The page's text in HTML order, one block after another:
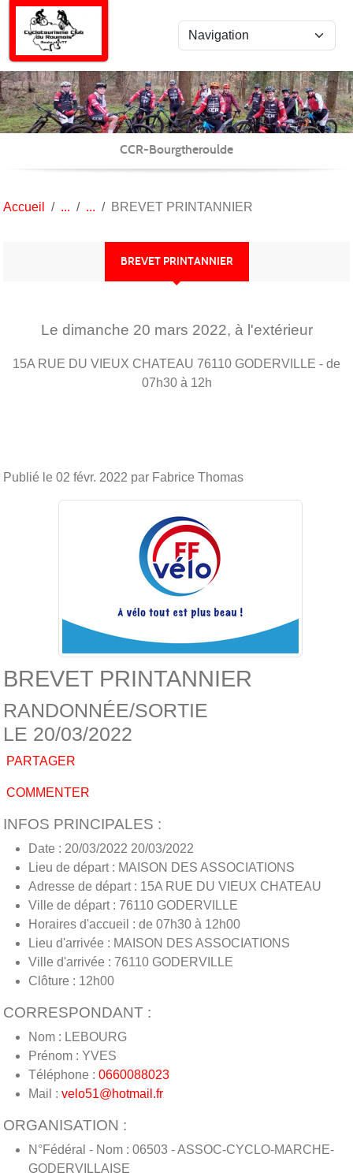
CCR-Bourgtheroulde
Accueil BREVET PRINTANNIER
BREVET PRINTANNIER
Le dimanche 20 mars 2022, à l'extérieur
15A RUE DU VIEUX CHATEAU 76110 GODERVILLE - de
07h30 à 12h
Publié le 02 févr. 2022 par Fabrice Thomas
BREVET PRINTANNIER
RANDONNÉE/SORTIE
LE 20/03/2022
PARTAGER
COMMENTER
INFOS PRINCIPALES :
Date : 20/03/2022 20/03/2022
Lieu de départ : MAISON DES ASSOCIATIONS
Adresse de départ : 15A RUE DU VIEUX CHATEAU
Ville de départ : 76110 GODERVILLE
Horaires d'accueil : de 07h30 à 12h00
Lieu d'arrivée : MAISON DES ASSOCIATIONS
Ville d'arrivée : 76110 GODERVILLE
Clôture : 12h00
CORRESPONDANT :
Nom : LEBOURG
Prénom : YVES
Téléphone : 0660088023
Mail : velo51@hotmail.fr
ORGANISATION :
N°Fédéral - Nom : 06503 - ASSOC-CYCLO-MARCHE-
GODERVILLAISE
Panneau de gestion des cookies